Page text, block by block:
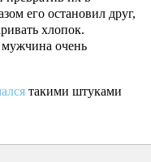
его остановил друг,
хлопок.
очень
такими штуками